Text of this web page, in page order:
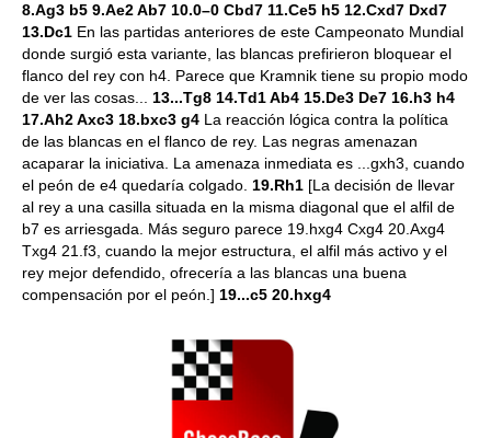
8.Ag3 b5 9.Ae2 Ab7 10.0–0 Cbd7 11.Ce5 h5 12.Cxd7 Dxd7
13.Dc1 En las partidas anteriores de este Campeonato Mundial
donde surgió esta variante, las blancas prefirieron bloquear el
flanco del rey con h4. Parece que Kramnik tiene su propio modo
de ver las cosas... 13...Tg8 14.Td1 Ab4 15.De3 De7 16.h3 h4
17.Ah2 Axc3 18.bxc3 g4 La reacción lógica contra la política
de las blancas en el flanco de rey. Las negras amenazan
acaparar la iniciativa. La amenaza inmediata es ...gxh3, cuando
el peón de e4 quedaría colgado. 19.Rh1 [La decisión de llevar
al rey a una casilla situada en la misma diagonal que el alfil de
b7 es arriesgada. Más seguro parece 19.hxg4 Cxg4 20.Axg4
Txg4 21.f3, cuando la mejor estructura, el alfil más activo y el
rey mejor defendido, ofrecería a las blancas una buena
compensación por el peón.] 19...c5 20.hxg4